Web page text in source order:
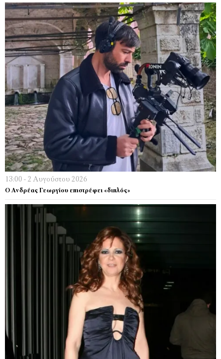
13:00 - 2 Αυγούστου 2026
Ο Ανδρέας Γεωργίου επιστρέφει «διπλός»